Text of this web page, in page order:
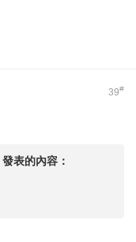
39#
發表的內容：